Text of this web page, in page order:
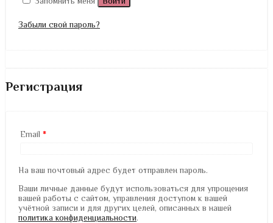
Забыли свой пароль?
Регистрация
Email *
На ваш почтовый адрес будет отправлен пароль.
Ваши личные данные будут использоваться для упрощения
вашей работы с сайтом, управления доступом к вашей
учётной записи и для других целей, описанных в нашей
политика конфиденциальности.